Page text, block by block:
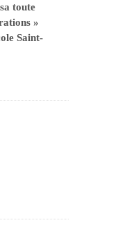
toute
»
Saint-